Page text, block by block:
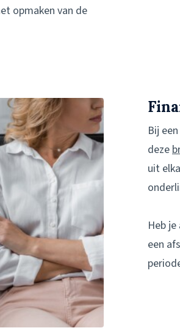
opmaken van de
Bij
deze
uit
Heb
een